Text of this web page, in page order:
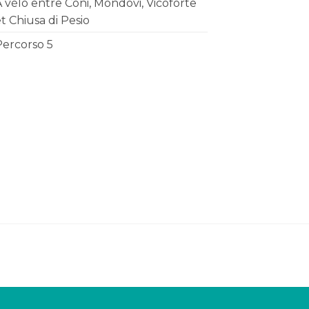
vélo entre Coni, Mondovi, Vicoforte
Chiusa di Pesio
5